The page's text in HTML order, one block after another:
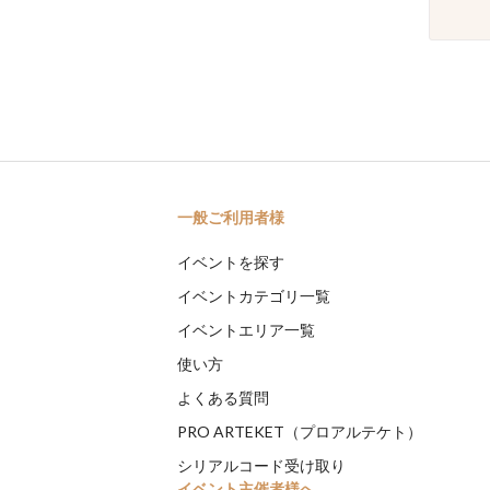
一般ご利用者様
イベントを探す
イベントカテゴリ一覧
イベントエリア一覧
使い方
よくある質問
PRO ARTEKET（プロアルテケト）
シリアルコード受け取り